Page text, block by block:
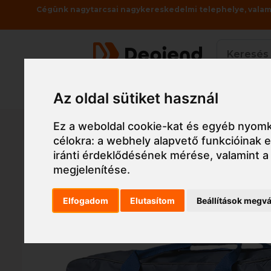
Az oldal sütiket használ
Ez a weboldal cookie-kat és egyéb
célokra:a webhely alapvető funkcióinak
iránti érdeklődésének mérése, valamint
megjelenítése.
Elfogadom Elutasítom Beállítások
Cégünk nagytarcsai nagykereskedelmi telephelye,
Termékek